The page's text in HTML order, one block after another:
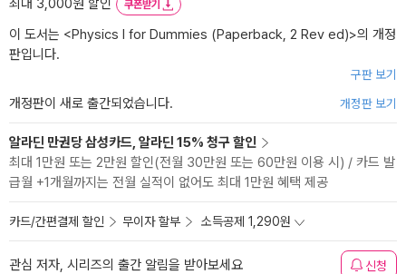
최대 3,000원 할인
쿠폰받기
이 도서는 <Physics I for Dummies (Paperback, 2 Rev ed)>의 개정
판입니다.
구판 보기
개정판이 새로 출간되었습니다. 개정판 보기
알라딘 만권당 삼성카드, 알라딘 15% 청구 할인
최대 1만원 또는 2만원 할인(전월 30만원 또는 60만원 이용 시) / 카드 발
급월 +1개월까지는 전월 실적이 없어도 최대 1만원 혜택 제공
카드/간편결제 할인 무이자 할부 소득공제 1,290원
관심 저자, 시리즈의 출간 알림을 받아보세요 신청